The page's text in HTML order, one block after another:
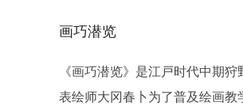
画巧潜览
《画巧潜览》是江戸时代中期狩
表绘师大冈春卜为了普及绘画教